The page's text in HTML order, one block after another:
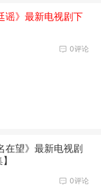
谣》最新电视剧下
0评论
在望》最新电视剧
0评论